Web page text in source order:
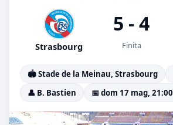
Strasbourg
5 - 4
Finita
🏟️ Stade de la Meinau, Strasbourg
👤 B. Bastien
📅 dom 17 mag, 21:00